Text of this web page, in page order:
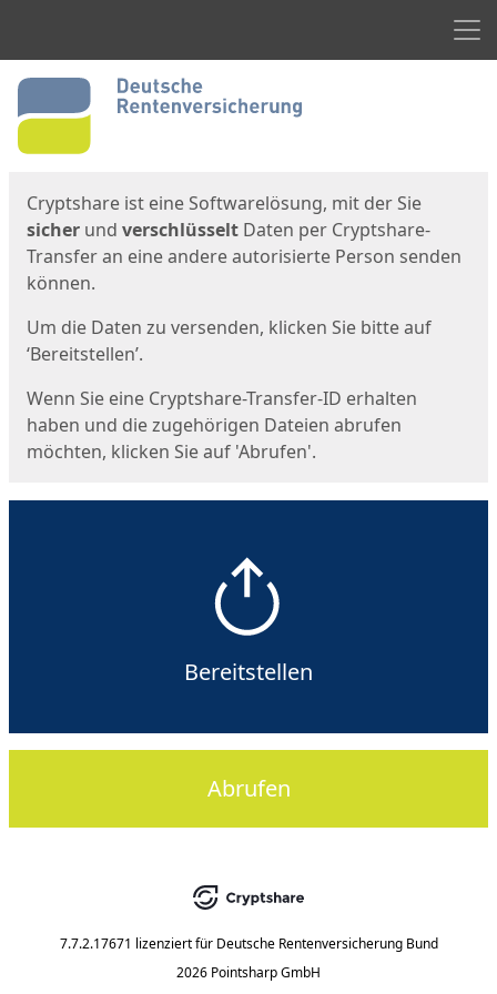
Start
Cryptshare ist eine Softwarelösung, mit der Sie
sicher und verschlüsselt Daten per Cryptshare-
Transfer an eine andere autorisierte Person senden
können.
Um die Daten zu versenden, klicken Sie bitte auf
‘Bereitstellen’.
Wenn Sie eine Cryptshare-Transfer-ID erhalten
haben und die zugehörigen Dateien abrufen
möchten, klicken Sie auf 'Abrufen'.
Bereitstellen
Abrufen
7.7.2.17671 lizenziert für Deutsche Rentenversicherung Bund
2026 Pointsharp GmbH